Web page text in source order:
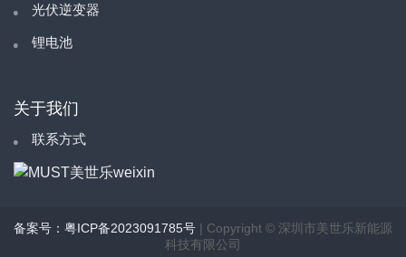
光伏逆变器
锂电池
关于我们
联系方式
备案号：粤ICP备2023091785号 | Copyright © 深圳市美世乐新能源
科技有限公司